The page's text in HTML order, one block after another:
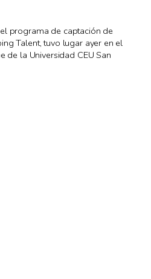
programa de captación de
Talent, tuvo lugar ayer en el
de la Universidad CEU San